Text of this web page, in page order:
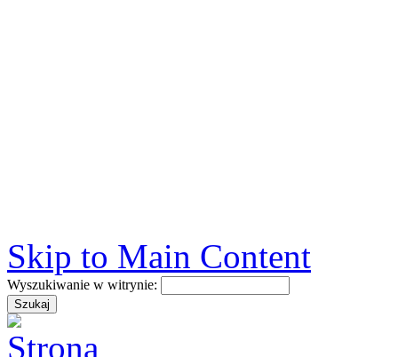
Skip to Main Content
Wyszukiwanie w witrynie: